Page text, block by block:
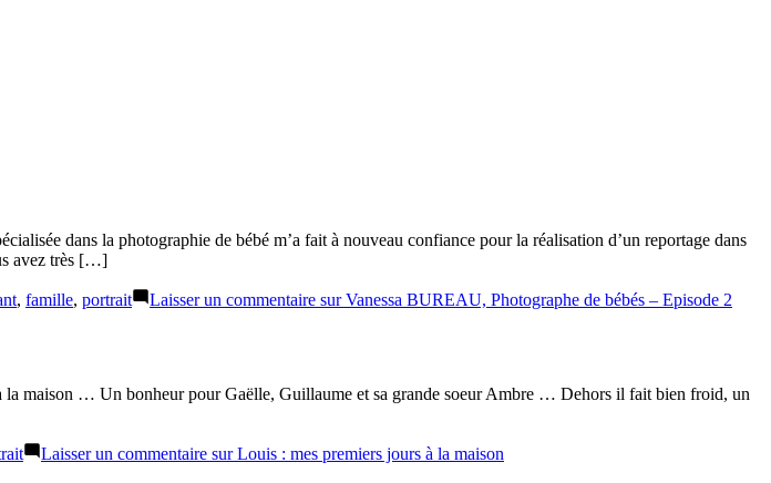
dans la photographie de bébé m’a fait à nouveau confiance pour la réalisation d’un reportage dans
avez très […]
, famille, portrait Laisser un commentaire sur Vanessa BUREAU, Photographe de bébés – Episode 2
maison … Un bonheur pour Gaëlle, Guillaume et sa grande soeur Ambre … Dehors il fait bien froid, un
Laisser un commentaire sur Louis : mes premiers jours à la maison